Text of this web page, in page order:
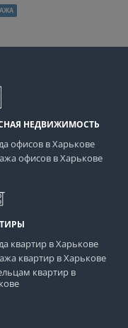
НЕДВИЖИМОСТЬ
офисов в Харькове
офисов в Харькове
квартир в Харькове
квартир в Харькове
квартир в